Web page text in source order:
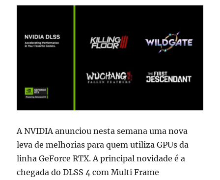
A NVIDIA anunciou nesta semana uma nova
leva de melhorias para quem utiliza GPUs da
linha GeForce RTX. A principal novidade é a
chegada do DLSS 4 com Multi Frame